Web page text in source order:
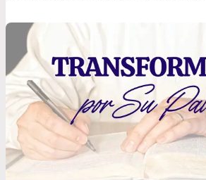
as complicated as you might think! All you
children like your Heavenly Father loves you.